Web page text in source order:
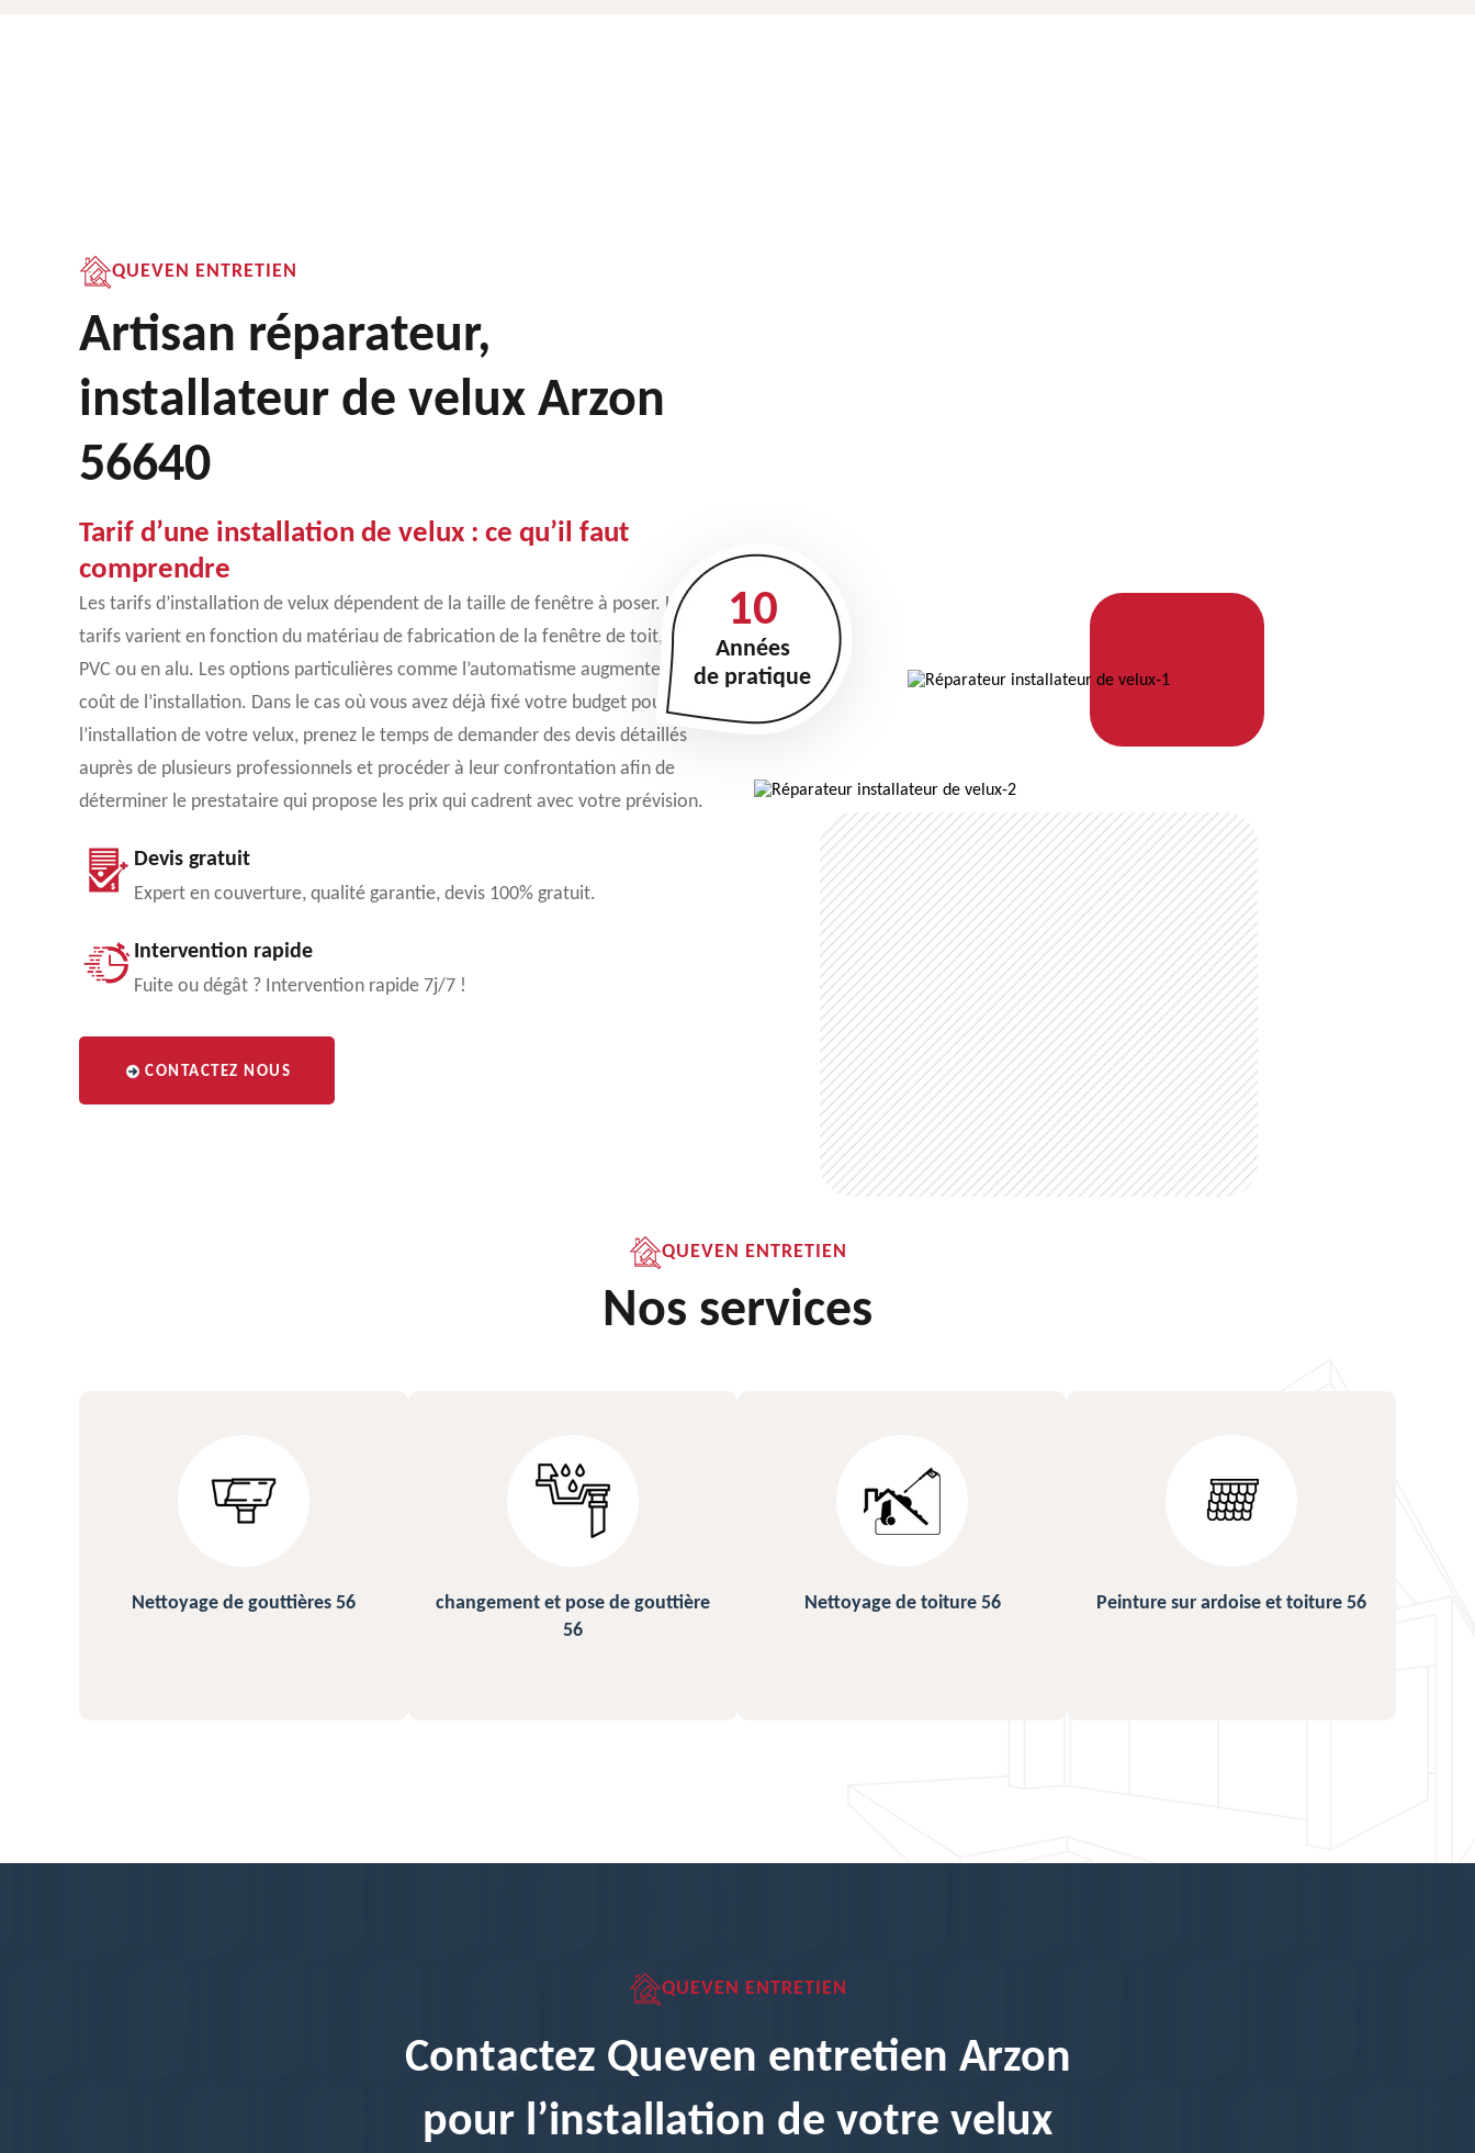
QUEVEN ENTRETIEN
Artisan réparateur,
installateur de velux Arzon
56640
Tarif d’une installation de velux : ce qu’il faut
comprendre
Les tarifs d’installation de velux dépendent de la taille de fenêtre à poser. Les
tarifs varient en fonction du matériau de fabrication de la fenêtre de toit, en
PVC ou en alu. Les options particulières comme l’automatisme augmentent le
coût de l’installation. Dans le cas où vous avez déjà fixé votre budget pour
l’installation de votre velux, prenez le temps de demander des devis détaillés
auprès de plusieurs professionnels et procéder à leur confrontation afin de
déterminer le prestataire qui propose les prix qui cadrent avec votre prévision.
Devis gratuit
Expert en couverture, qualité garantie, devis 100% gratuit.
Intervention rapide
Fuite ou dégât ? Intervention rapide 7j/7 !
CONTACTEZ NOUS
10
Années
de pratique
QUEVEN ENTRETIEN
Nos services
changement et pose de gouttière
Nettoyage de toiture 56 Peinture sur ardoise et toiture 56 Urgence fuite de toiture 56
QUEVEN ENTRETIEN
Contactez Queven entretien Arzon
pour l’installation de votre velux